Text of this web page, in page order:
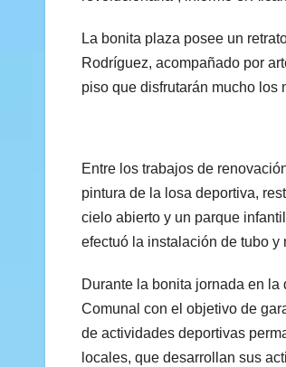
La bonita plaza posee un
Rodríguez, acompañado por
piso que disfrutarán mucho los
Entre los trabajos de
pintura de la losa deportiva,
cielo abierto y un parque
efectuó la instalación de tubo
Durante la bonita jornada en
Comunal con el objetivo de
de actividades deportivas
locales, que desarrollan sus